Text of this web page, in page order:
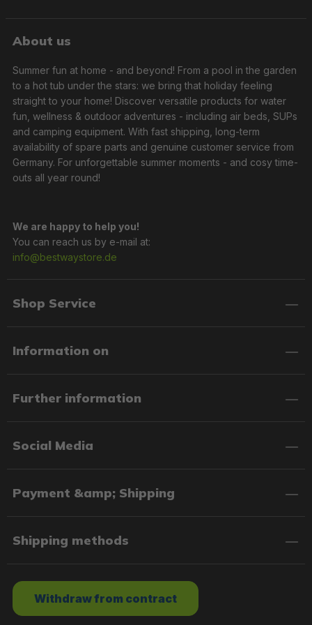
About us
Summer fun at home - and beyond! From a pool in the garden
to a hot tub under the stars: we bring that holiday feeling
straight to your home! Discover versatile products for water
fun, wellness & outdoor adventures - including air beds, SUPs
and camping equipment. With fast shipping, long-term
availability of spare parts and genuine customer service from
Germany. For unforgettable summer moments - and cosy time-
outs all year round!
We are happy to help you!
You can reach us by e-mail at:
info@bestwaystore.de
Shop Service
Information on
Further information
Social Media
Payment &amp; Shipping
Shipping methods
Withdraw from contract